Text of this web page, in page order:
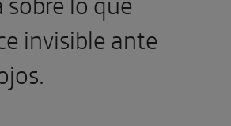
invisible ante